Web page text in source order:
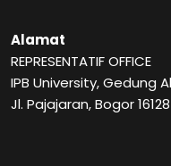
Alamat
REPRESENTATIF OFFICE
IPB University, Gedung
Jl. Pajajaran, Bogor